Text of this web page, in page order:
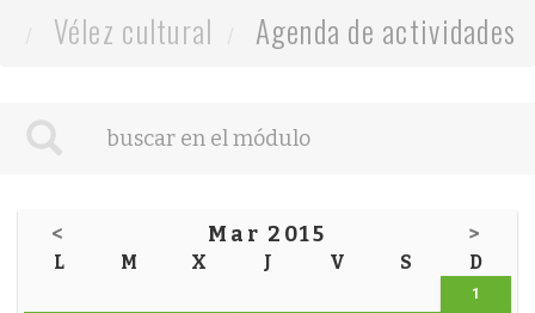
Vélez cultural
Agenda de actividades
< Mar 2015 >
L M X J V S D
1